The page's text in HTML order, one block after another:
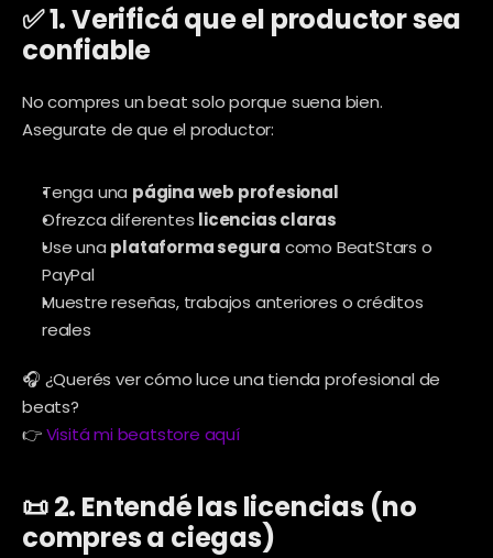
✅ 1. Verificá que el productor sea
confiable
No compres un beat solo porque suena bien.
Asegurate de que el productor:
Tenga una página web profesional
Ofrezca diferentes licencias claras
Use una plataforma segura como BeatStars o
PayPal
Muestre reseñas, trabajos anteriores o créditos
reales
🎧 ¿Querés ver cómo luce una tienda profesional de
beats?
👉 Visitá mi beatstore aquí
📜 2. Entendé las licencias (no
compres a ciegas)